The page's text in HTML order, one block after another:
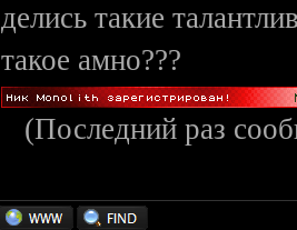
делись такие
такое амно???
(Последний раз